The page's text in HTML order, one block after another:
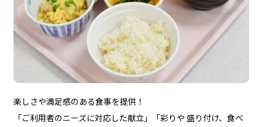
楽しさや満足感のある食事を提供！
「ご利用者のニーズに対応した献立」「彩りや 盛り付け、食べ